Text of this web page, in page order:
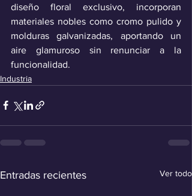
diseño floral exclusivo, incorporan
materiales nobles como cromo pulido y
molduras galvanizadas, aportando un
aire glamuroso sin renunciar a la
funcionalidad.
Industria
Entradas recientes Ver todo